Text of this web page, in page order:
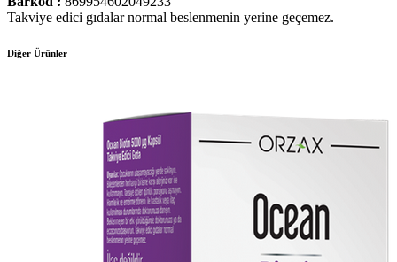
Takviye edici gıdalar normal beslenmenin yerine geçemez.
Diğer Ürünler